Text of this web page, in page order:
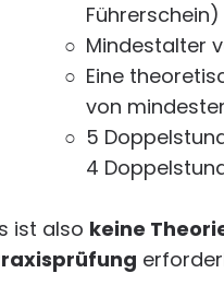
Führerschein)
Mindestalter
Eine
von
5
4
ist also keine